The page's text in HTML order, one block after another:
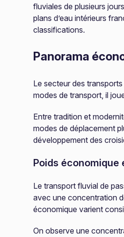
fluviales de plusieurs
plans d’eau intérieurs
classifications.
Panorama
Le secteur des
modes de transport, il
Entre tradition et
modes de déplacement
développement des
Poids économique
Le transport fluvial de
avec une concentration
économique varient
On observe une